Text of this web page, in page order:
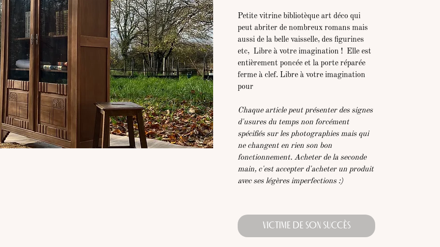
Petite vitrine bibliotèque art déco qui
peut abriter de nombreux romans mais
aussi de la belle vaisselle, des figurines
etc, Libre à votre imagination ! Elle est
entièrement poncée et la porte réparée
ferme à clef. Libre à votre imagination
pour
Chaque article peut présenter des signes
d'usures du temps non forcément
spécifiés sur les photographies mais qui
ne changent en rien son bon
fonctionnement. Acheter de la seconde
main, c'est accepter d'acheter un produit
avec ses légères imperfections :)
VICTIME DE SON SUCCÈS